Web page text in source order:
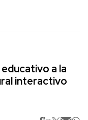
a la
interactivo